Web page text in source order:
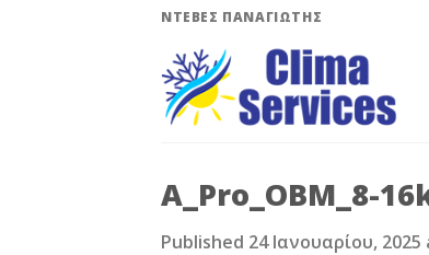
ΝΤΕΒΕΣ ΠΑΝΑΓΙΩΤΗΣ
A_Pro_OBM_8-
Published 24 Ιανουαρίου, 2025